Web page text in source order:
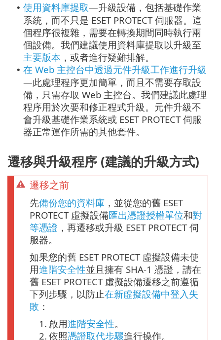
• 使用資料庫提取—升級設備，包括基礎作業
系統，而不只是 ESET PROTECT 伺服器。這
個程序很複雜，需要在轉換期間同時執行兩
個設備。我們建議使用資料庫提取以升級至
主要版本 ，或者進行疑難排解。
• 在 Web 主控台中透過元件升級工作進行升級
—此處理程序更加簡單，而且不需要存取設
備，只需存取 Web 主控台。我們建議此處理
程序用於次要和修正程式升級。元件升級不
會升級基礎作業系統或 ESET PROTECT 伺服
器正常運作所需的其他套件。
遷移與升級程序 (建議的升級方式)
遷移之前
先備份您的資料庫 ，並從您的舊 ESET
PROTECT 虛擬設備匯出憑證授權單位和對
等憑證 ，再遷移或升級 ESET PROTECT 伺
服器。
如果您的舊 ESET PROTECT 虛擬設備未使
用進階安全性並且擁有 SHA-1 憑證，請在
舊 ESET PROTECT 虛擬設備遷移之前遵循
下列步驟，以防止在新虛擬設備中登入失
敗 ：
1. 啟用進階安全性。
2. 依照憑證取代步驟進行操作。